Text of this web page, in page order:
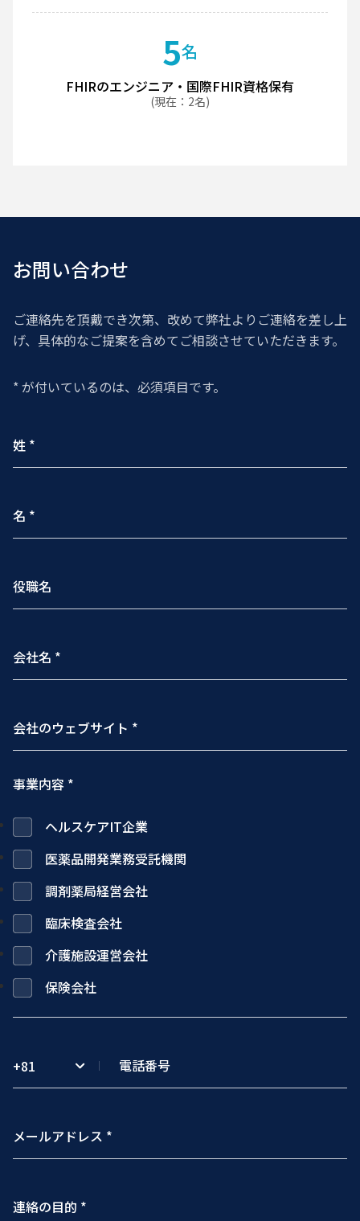
5名
FHIRのエンジニア・国際FHIR資格保有
(現在：2名)
お問い合わせ
ご連絡先を頂戴でき次第、改めて弊社よりご連絡を差し上
げ、 具体的なご提案を含めてご相談させていただきます。
* が付いているのは、必須項目です。
事業内容 *
ヘルスケアIT企業
医薬品開発業務受託機関
調剤薬局経営会社
臨床検査会社
介護施設運営会社
保険会社
+81